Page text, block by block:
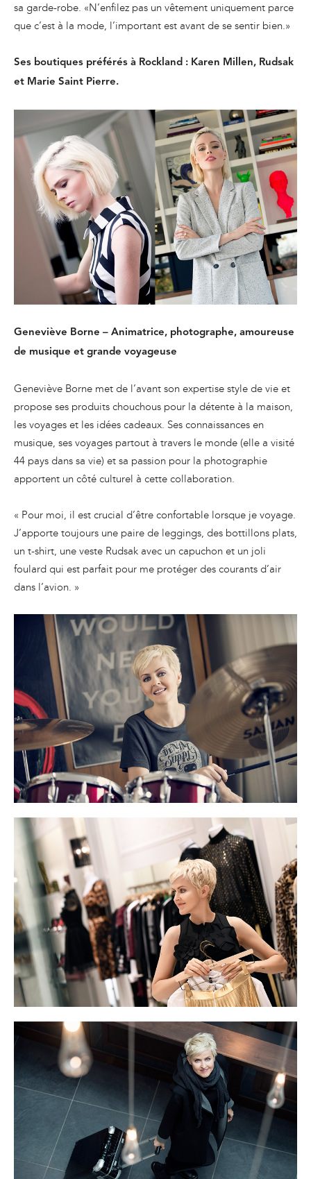
sa garde-robe. «N’enfilez pas un vêtement uniquement parce
que c’est à la mode, l’important est avant de se sentir bien.»
Ses boutiques préférés à Rockland : Karen Millen, Rudsak
et Marie Saint Pierre.
Geneviève Borne – Animatrice, photographe, amoureuse
de musique et grande voyageuse
Geneviève Borne met de l’avant son expertise style de vie et
propose ses produits chouchous pour la détente à la maison,
les voyages et les idées cadeaux. Ses connaissances en
musique, ses voyages partout à travers le monde (elle a visité
44 pays dans sa vie) et sa passion pour la photographie
apportent un côté culturel à cette collaboration.
« Pour moi, il est crucial d’être confortable lorsque je voyage.
J’apporte toujours une paire de leggings, des bottillons plats,
un t-shirt, une veste Rudsak avec un capuchon et un joli
foulard qui est parfait pour me protéger des courants d’air
dans l’avion. »